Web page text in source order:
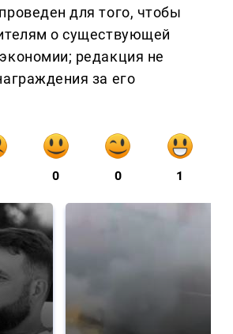
для того, чтобы
о существующей
редакция не
за его
0 0 1